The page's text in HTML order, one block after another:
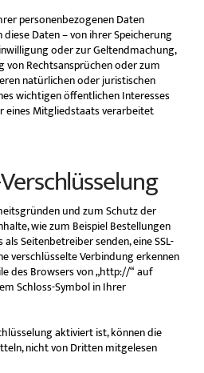
personenbezogenen Daten
Daten – von ihrer Speicherung
oder zur Geltendmachung,
Rechtsansprüchen oder zum
natürlichen oder juristischen
wichtigen öffentlichen Interesses
eines Mitgliedstaats verarbeitet
und zum Schutz der
wie zum Beispiel Bestellungen
Seitenbetreiber senden, eine SSL-
verschlüsselte Verbindung erkennen
des Browsers von „http://“ auf
Schloss-Symbol in Ihrer
aktiviert ist, können die
nicht von Dritten mitgelesen